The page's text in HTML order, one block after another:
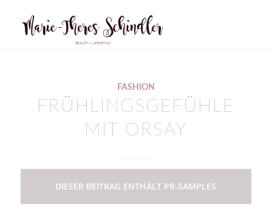
FASHION
FRÜHLINGSGEFÜHLE
MIT ORSAY
DIESER BEITRAG ENTHÄLT PR-SAMPLES